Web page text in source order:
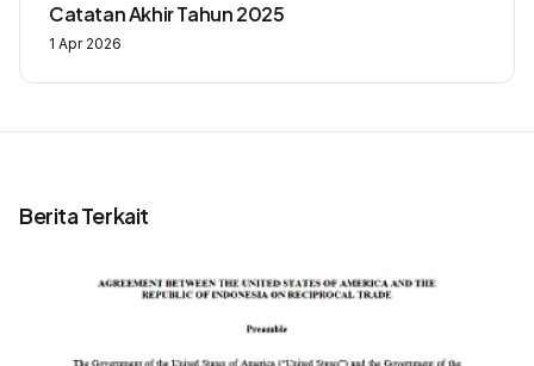
Catatan Akhir Tahun 2025
1 Apr 2026
Berita Terkait